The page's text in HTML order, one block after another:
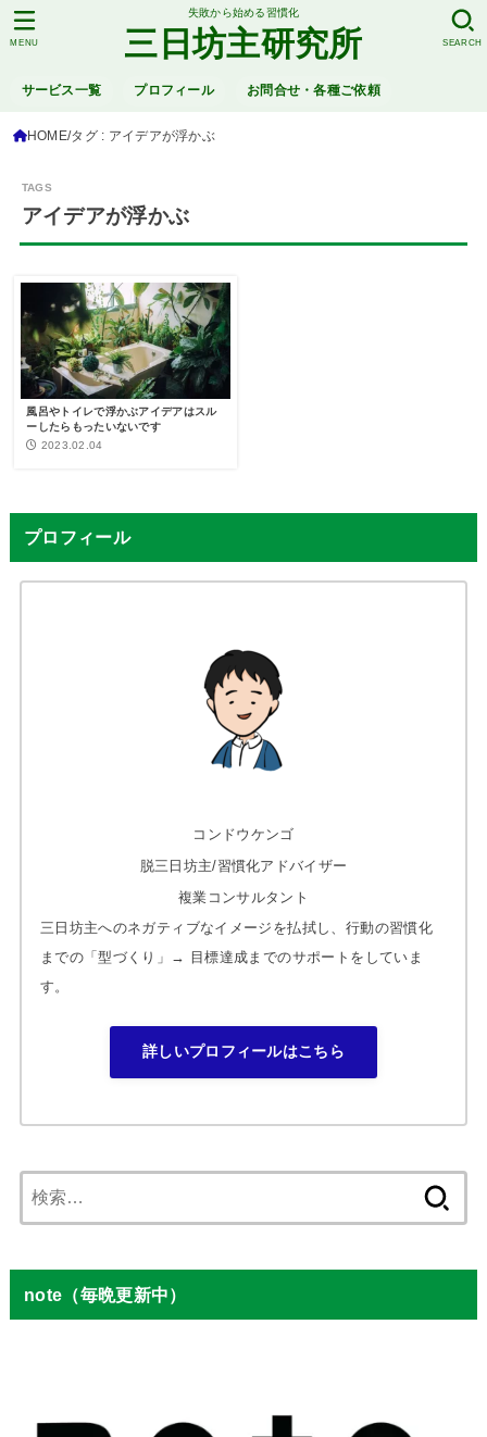
失敗から始める習慣化
三日坊主研究所
サービス一覧 プロフィール お問合せ・各種ご依頼
SEARCH
MENU
HOME タグ : アイデアが浮かぶ
アイデアが浮かぶ
風呂やトイレで浮かぶアイデアはスル
ーしたらもったいないです
2023.02.04
プロフィール
コンドウケンゴ
脱三日坊主/習慣化アドバイザー
複業コンサルタント
三日坊主へのネガティブなイメージを払拭し、行動の習慣化
までの「型づくり」→ 目標達成までのサポートをしていま
す。
詳しいプロフィールはこちら
索:
note（毎晩更新中）